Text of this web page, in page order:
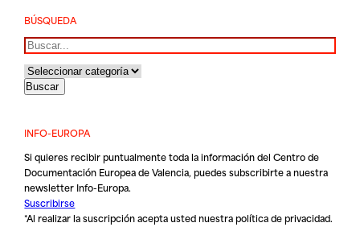
BÚSQUEDA
Buscar
INFO-EUROPA
Si quieres recibir puntualmente toda la información del Centro de
Documentación Europea de Valencia, puedes subscribirte a nuestra
newsletter Info-Europa.
Suscribirse
*Al realizar la suscripción acepta usted nuestrapolítica de privacidad.